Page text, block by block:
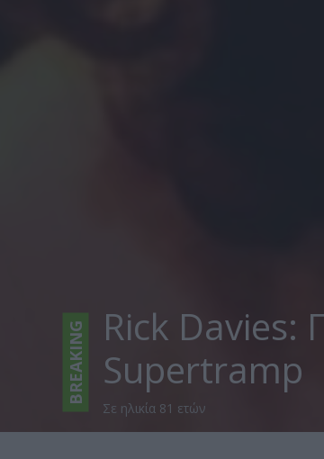
Rick Davies:
Supertramp
Σε ηλικία 81 ετών
BREAKING